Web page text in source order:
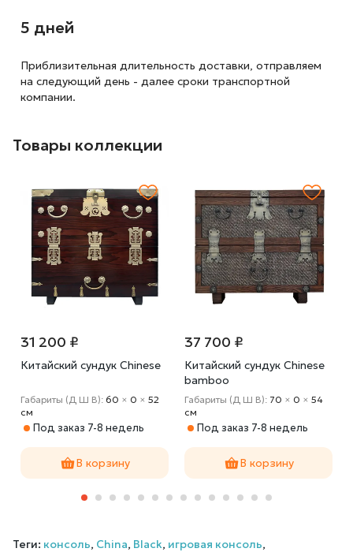
5 дней
Приблизительная длительность доставки, отправляем
на следующий день - далее сроки транспортной
компании.
Товары коллекции
31 200 ₽
Китайский сундук Chinese
Габариты (Д Ш В): 60 × 0 × 52
cм
Под заказ 7-8 недель
В корзину
37 700 ₽
Китайский сундук Chinese
bamboo
Габариты (Д Ш В): 70 × 0 × 54
cм
Под заказ 7-8 недель
В корзину
Теги: консоль, China, Black, игровая консоль,